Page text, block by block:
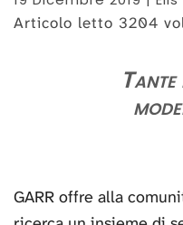
Articolo letto 3204
GARR offre alla